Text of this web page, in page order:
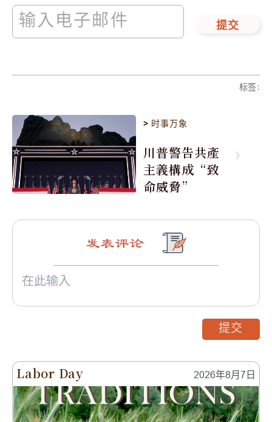
提交
标签:
> 时事万象
川普警告共產
主義構成“致
命威脅”
Labor Day 2026年8月7日
发表评论
提交